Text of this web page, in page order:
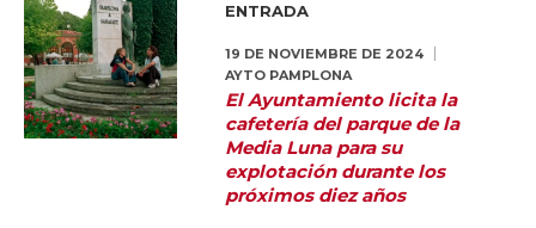
ENTRADA
19 DE NOVIEMBRE DE 2024
AYTO PAMPLONA
El Ayuntamiento licita la
cafetería del parque de la
Media Luna para su
explotación durante los
próximos diez años